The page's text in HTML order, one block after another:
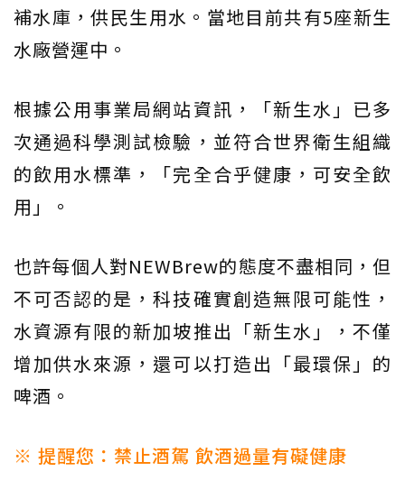
補水庫，供民生用水。當地目前共有5座新生
水廠營運中。
根據公用事業局網站資訊，「新生水」已多
次通過科學測試檢驗，並符合世界衛生組織
的飲用水標準，「完全合乎健康，可安全飲
用」。
也許每個人對NEWBrew的態度不盡相同，但
不可否認的是，科技確實創造無限可能性，
水資源有限的新加坡推出「新生水」，不僅
增加供水來源，還可以打造出「最環保」的
啤酒。
※ 提醒您：禁止酒駕 飲酒過量有礙健康